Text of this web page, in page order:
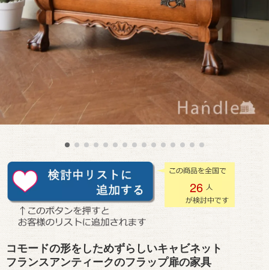
26
コモードの形をしためずらしいキャビネット
フランスアンティークのフラップ扉の家具